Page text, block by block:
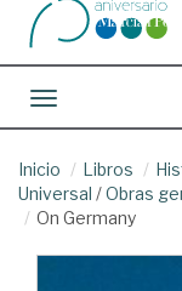
Toggle navigation
Inicio Libros
Universal /Obras
On Germany